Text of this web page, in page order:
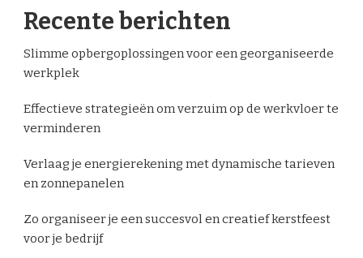
Recente berichten
Slimme opbergoplossingen voor een georganiseerde
werkplek
Effectieve strategieën om verzuim op de werkvloer te
verminderen
Verlaag je energierekening met dynamische tarieven
en zonnepanelen
Zo organiseer je een succesvol en creatief kerstfeest
voor je bedrijf